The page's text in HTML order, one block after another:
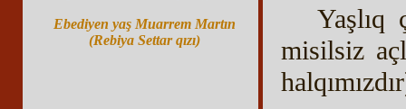
Ebediyen yaş Muarrem Martın
(Rebiya Settar qızı)
Yaşlıq
misilsiz